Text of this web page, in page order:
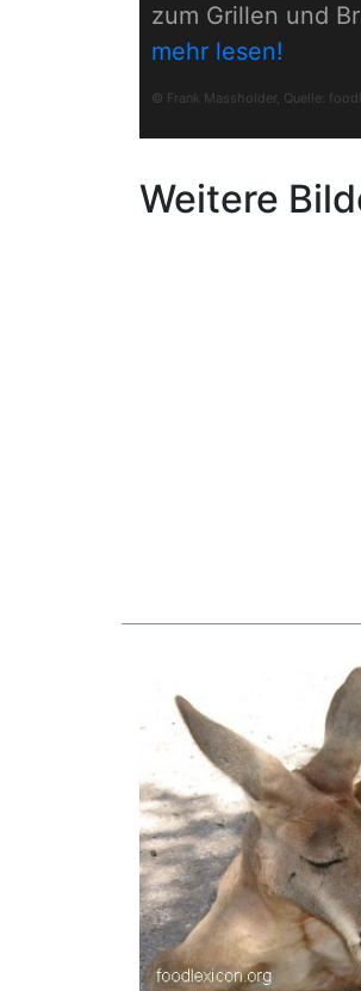
zum Grillen und
mehr lesen!
© Frank Massholder, Quelle:
Weitere